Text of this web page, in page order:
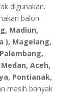
digunakan.
balon
Madiun,
), Magelang,
Aceh,
Pontianak,
masih banyak